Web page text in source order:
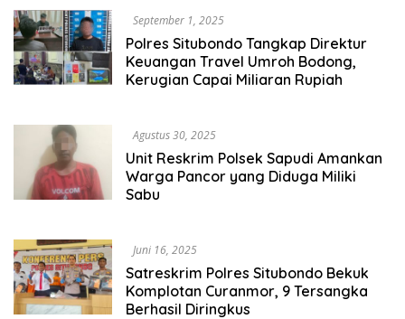
September 1, 2025
Polres Situbondo Tangkap Direktur
Keuangan Travel Umroh Bodong,
Kerugian Capai Miliaran Rupiah
Agustus 30, 2025
Unit Reskrim Polsek Sapudi Amankan
Warga Pancor yang Diduga Miliki
Sabu
Juni 16, 2025
Satreskrim Polres Situbondo Bekuk
Komplotan Curanmor, 9 Tersangka
Berhasil Diringkus